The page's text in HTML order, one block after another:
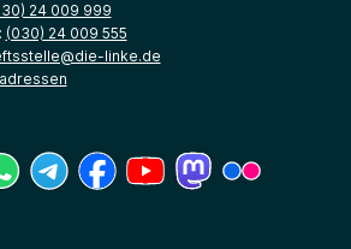
24 009 999
(030) 24 009 555
linke.de
ein neues Fenster)
öffnet ein neues Fenster)
(Link öffnet ein neues Fenster)
(Link öffnet ein neues Fenster)
(Link öffnet ein neues Fenster)
(Link öffnet ein neues
(Link öffnet ein